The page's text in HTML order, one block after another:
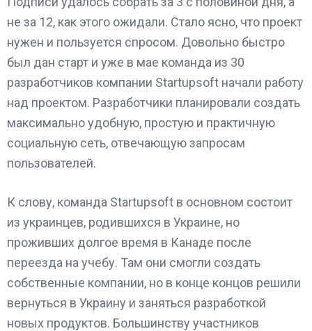
не за 12, как этого ожидали. Стало ясно, что проект
нужен и пользуется спросом. Довольно быстро
был дан старт и уже в мае команда из 30
разработчиков компании Startupsoft начали работу
над проектом. Разработчики планировали создать
максимально удобную, простую и практичную
социальную сеть, отвечающую запросам
пользователей.
К слову, команда Startupsoft в основном состоит
из украинцев, родившихся в Украине, но
проживших долгое время в Канаде после
переезда на учебу. Там они смогли создать
собственные компании, но в конце концов решили
вернуться в Украину и заняться разработкой
новых продуктов. Большинству участников